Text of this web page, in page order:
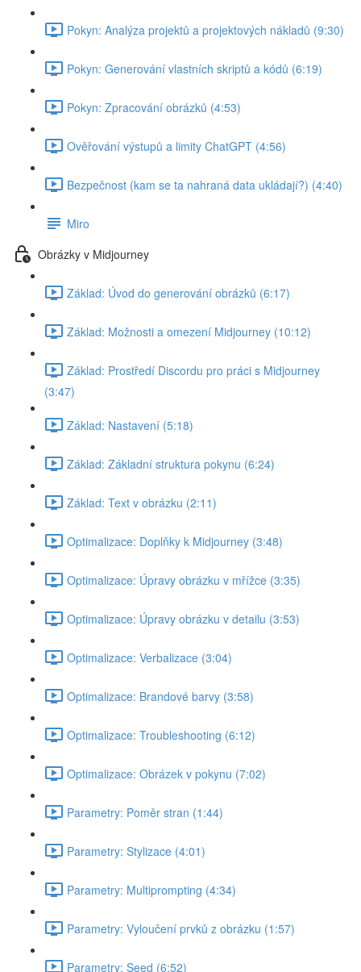
Pokyn: Analýza projektů a projektových nákladů (9:30)
Pokyn: Generování vlastních skriptů a kódů (6:19)
Pokyn: Zpracování obrázků (4:53)
Ověřování výstupů a limity ChatGPT (4:56)
Bezpečnost (kam se ta nahraná data ukládají?) (4:40)
Miro
Obrázky v Midjourney
Základ: Úvod do generování obrázků (6:17)
Základ: Možnosti a omezení Midjourney (10:12)
Základ: Prostředí Discordu pro práci s Midjourney
(3:47)
Základ: Nastavení (5:18)
Základ: Základní struktura pokynu (6:24)
Základ: Text v obrázku (2:11)
Optimalizace: Doplňky k Midjourney (3:48)
Optimalizace: Úpravy obrázku v mřížce (3:35)
Optimalizace: Úpravy obrázku v detailu (3:53)
Optimalizace: Verbalizace (3:04)
Optimalizace: Brandové barvy (3:58)
Optimalizace: Troubleshooting (6:12)
Optimalizace: Obrázek v pokynu (7:02)
Parametry: Poměr stran (1:44)
Parametry: Stylizace (4:01)
Parametry: Multiprompting (4:34)
Parametry: Vyloučení prvků z obrázku (1:57)
Parametry: Seed (6:52)